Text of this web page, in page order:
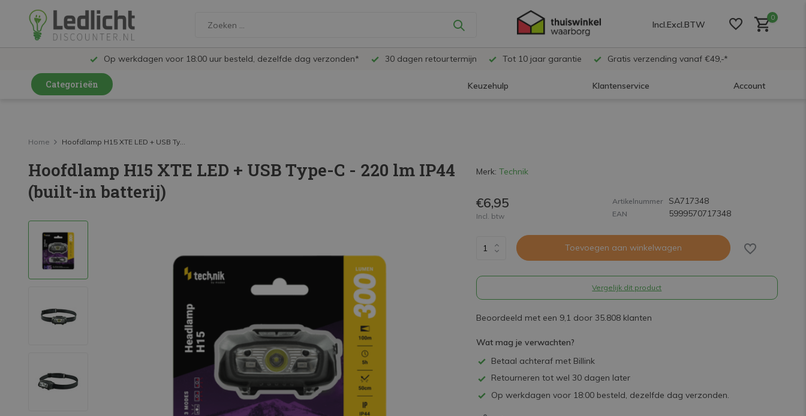
Incl.Excl.BTW
0
Op werkdagen voor 18:00 uur besteld, dezelfde dag verzonden* 30 dagen retourtermijn Tot 10 jaar garantie Gratis verzending vanaf €49,-*
Categorieën Keuzehulp Klantenservice Account
LED Railspots
LED Panelen
LED TL
LED Schijnwerpers
LED High Bay lampen
LED Buitenverlichting
Mega Sale
Home Hoofdlamp H15 XTE LED + USB Ty...
Hoofdlamp H15 XTE LED + USB Type-C - 220 lm IP44
(built-in batterij)
Merk: Technik
€6,95
Incl. btw
Artikelnummer SA717348
EAN 5999570717348
Toevoegen aan winkelwagen
Vergelijk dit product
Beoordeeld met een 9,1 door 35.808 klanten
Wat mag je verwachten?
Betaal achteraf met Billink
Retourneren tot wel 30 dagen later
Op werkdagen voor 18:00 besteld, dezelfde dag verzonden.